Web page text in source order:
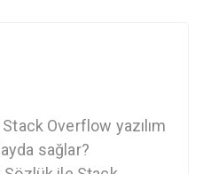
Overflow yazılım
sağlar?